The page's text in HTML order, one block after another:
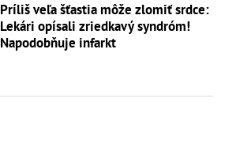
Príliš veľa šťastia môže zlomiť srdce:
Lekári opísali zriedkavý syndróm!
Napodobňuje infarkt